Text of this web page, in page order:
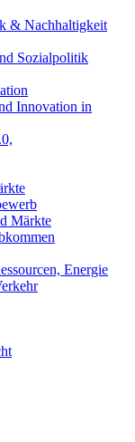
& Nachhaltigkeit
Sozialpolitik
Innovation in
Märkte
Energie